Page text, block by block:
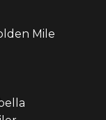
Mile